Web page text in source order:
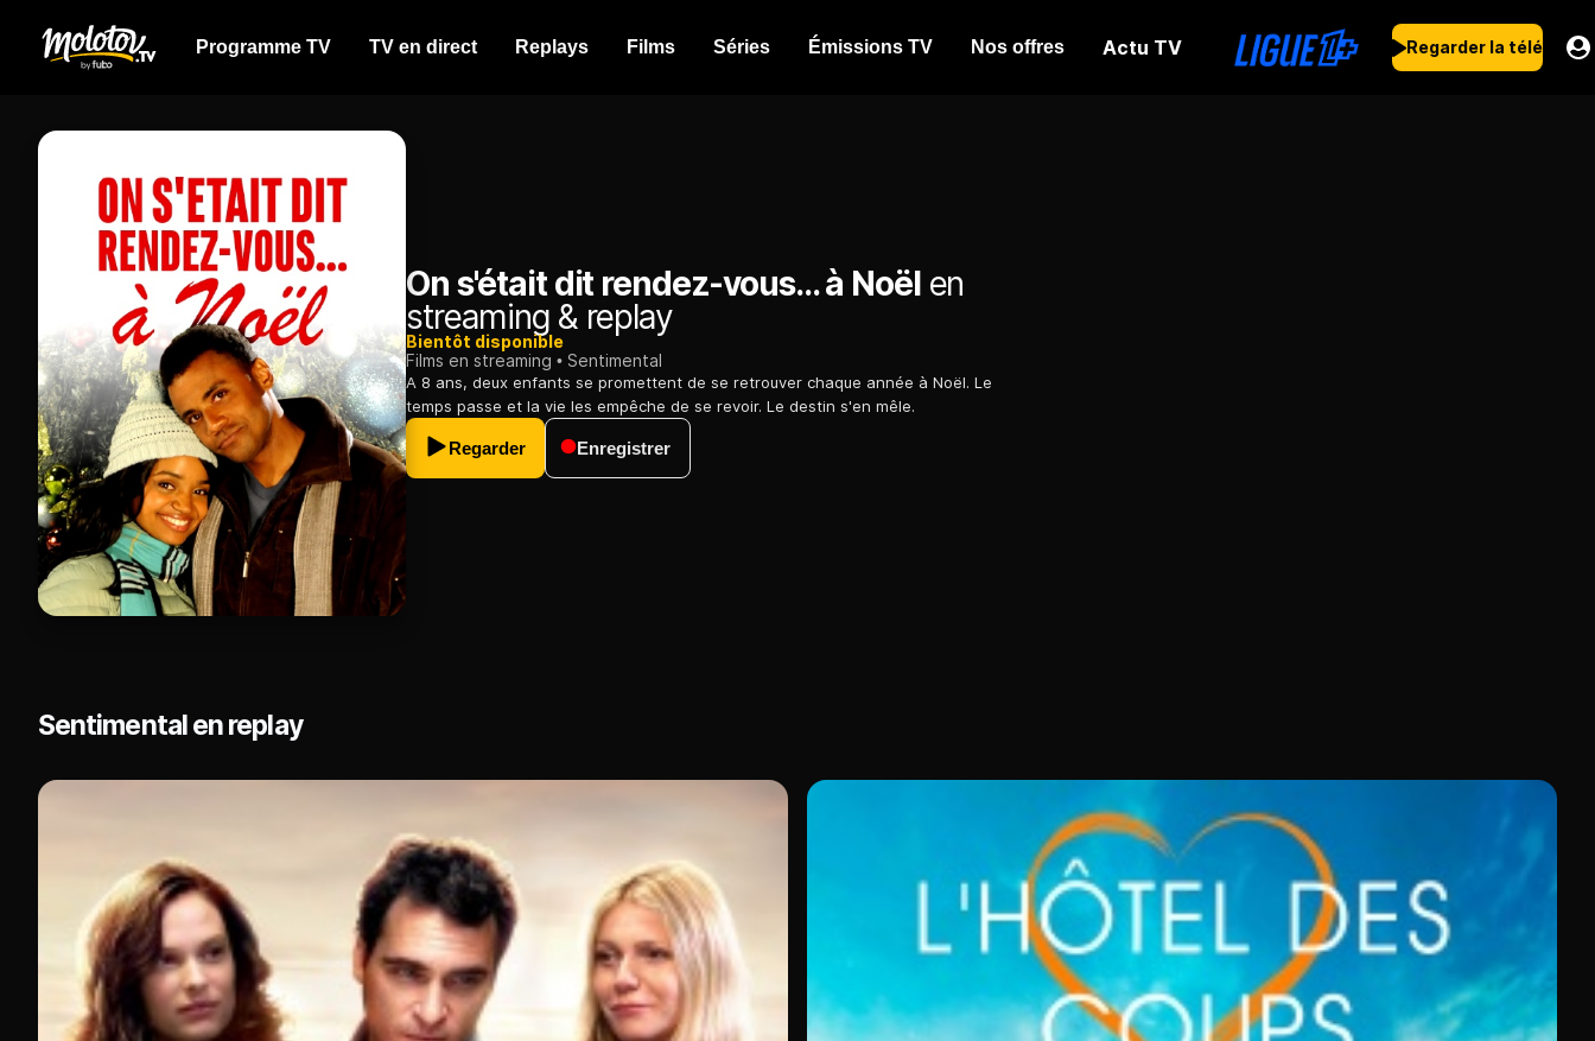
Programme TV TV en direct Replays Films Séries Émissions TV Nos offres Actu TV Regarder la télé
On s'était dit rendez-vous... à Noëlen
streaming & replay
Bientôt disponible
Films en streaming
Sentimental
A 8 ans, deux enfants se promettent de se retrouver chaque année à Noël. Le
temps passe et la vie les empêche de se revoir. Le destin s'en mêle.
Regarder Enregistrer
Sentimental en replay